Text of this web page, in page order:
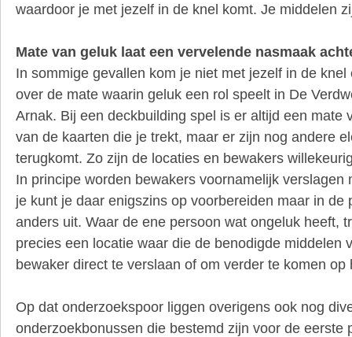
waardoor je met jezelf in de knel komt. Je middelen
Mate van geluk laat een vervelende nasmaak
In sommige gevallen kom je niet met jezelf in de
over de mate waarin geluk een rol speelt in De
Arnak. Bij een deckbuilding spel is er altijd een mate
van de kaarten die je trekt, maar er zijn nog andere
terugkomt. Zo zijn de locaties en bewakers
In principe worden bewakers voornamelijk verslagen
je kunt je daar enigszins op voorbereiden maar in de
anders uit. Waar de ene persoon wat ongeluk heeft,
precies een locatie waar die de benodigde middelen
bewaker direct te verslaan of om verder te komen op
Op dat onderzoekspoor liggen overigens ook nog
onderzoekbonussen die bestemd zijn voor de eerste